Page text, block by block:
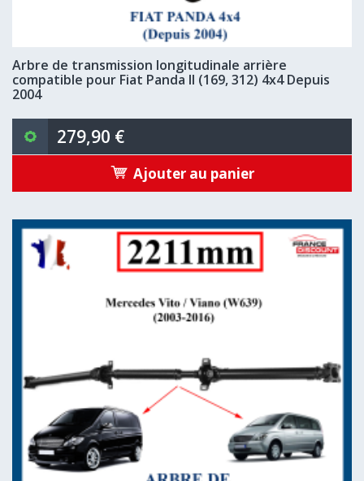
Arbre de transmission longitudinale arrière
compatible pour Fiat Panda II (169, 312) 4x4 Depuis
2004
279,90 €
Ajouter au panier